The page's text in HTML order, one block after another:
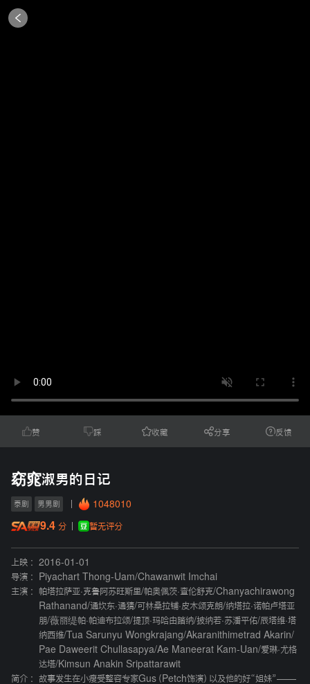
赞 踩 收藏 分享 反馈
窈窕淑男的日记
泰剧 男男剧 1048010
9.4 分 暂无评分
上映 :
2016-01-01
导演 :
Piyachart Thong-Uam/Chawanwit Imchai
主演 :
帕塔拉萨亚·克鲁阿苏旺斯里/帕奥佩茨·查伦舒克/Chanyachirawong
Rathanand/通坎东·通猜/可林桑拉铺·皮木颂克朗/纳塔拉·诺帕卢塔亚
朋/薇丽缇帕·帕迪布拉颂/提顶·玛哈由踏纳/披纳若·苏潘平佑/辰塔维·塔
纳西维/ Tua Sarunyu Wongkrajang/Akaranithimetrad Akarin/
Pae Daweerit Chullasapya/Ae Maneerat Kam-Uan/爱琳·尤格
达塔/Kimsun Anakin Sripattarawit
简介 :
故事发生在小瘦受整容专家Gus（Petch饰演）以及他的好“姐妹”——